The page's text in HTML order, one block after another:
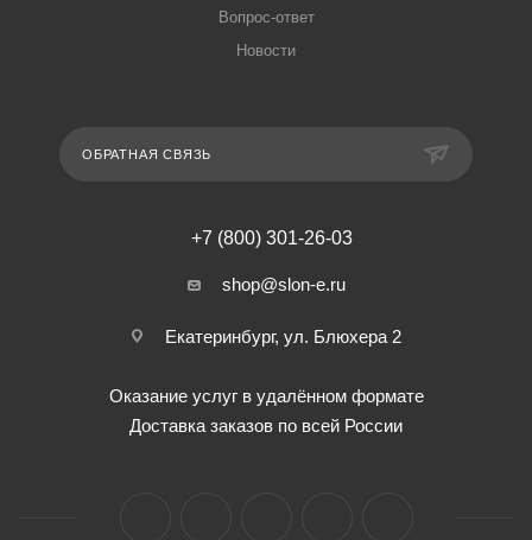
Вопрос-ответ
Новости
ОБРАТНАЯ СВЯЗЬ
+7 (800) 301-26-03
shop@slon-e.ru
Екатеринбург, ул. Блюхера 2
Оказание услуг в удалённом формате
Доставка заказов по всей России